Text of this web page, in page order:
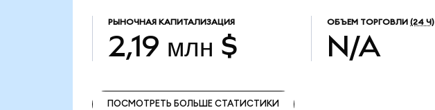
РЫНОЧНАЯ КАПИТАЛИЗАЦИЯ
2,19 млн $
ОБЪЕМ ТОРГОВЛИ (24 Ч)
N/A
ПОСМОТРЕТЬ БОЛЬШЕ СТАТИСТИКИ